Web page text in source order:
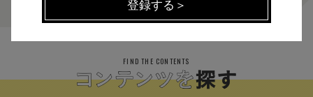
FIND THE CONTENTS